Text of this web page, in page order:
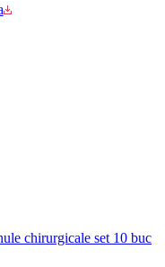
chirurgicale set 10 buc